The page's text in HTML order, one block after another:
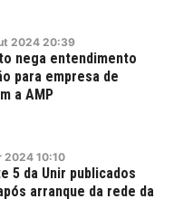
2024 20:39
nega entendimento
para empresa de
a AMP
2024 10:10
5 da Unir publicados
arranque da rede da